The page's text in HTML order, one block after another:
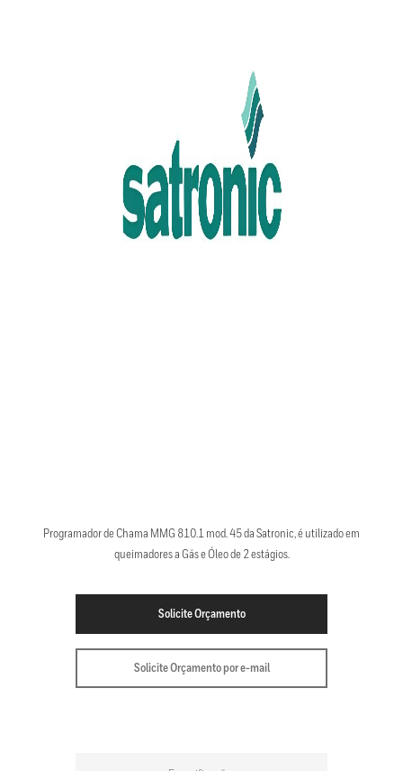
Programador de Chama MMG 810.1 mod. 45 da Satronic, é utilizado em
queimadores a Gás e Óleo de 2 estágios.
Solicite Orçamento
Solicite Orçamento por e-mail